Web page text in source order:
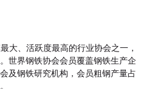
大、活跃度最高的行业协会之一，
世界钢铁协会会员覆盖钢铁生产企
及钢铁研究机构，会员粗钢产量占